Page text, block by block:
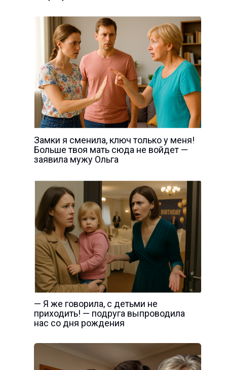
Замки я сменила, ключ только у меня!
Больше твоя мать сюда не войдет —
заявила мужу Ольга
— Я же говорила, с детьми не
приходить! — подруга выпроводила
нас со дня рождения